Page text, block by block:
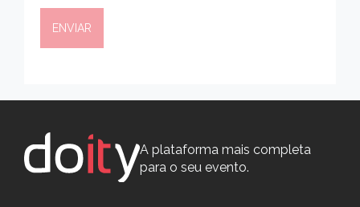
A plataforma mais completa
para o seu evento.